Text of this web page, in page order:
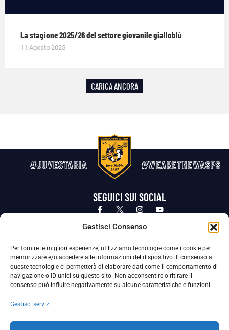
Gestisci Consenso
Per fornire le migliori esperienze, utilizziamo tecnologie come i cookie per
memorizzare e/o accedere alle informazioni del dispositivo. Il consenso a
queste tecnologie ci permetterà di elaborare dati come il comportamento di
navigazione o ID unici su questo sito. Non acconsentire o ritirare il
consenso può influire negativamente su alcune caratteristiche e funzioni.
Gestisci servizi
La stagione 2025/26 del settore giovanile gialloblù
11 Agosto 2025
CARICA ANCORA
#JUVESTABIA #WEARETHEWASPS
SEGUICI SUI SOCIAL
Privacy Policy Cookie Policy
La Società ha nominato il Responsabile della Protezione dei Dati Personali (DPO), figura specializzata che vigila sulle modalità
adottate dalla nostra Società per tutelare i Suoi dati personali.
Per contattare il DPO può scrivere a